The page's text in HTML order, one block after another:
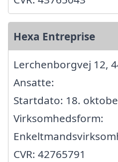
Hexa Entreprise
Lerchenborgvej 12,
Ansatte:
Startdato: 18.
Virksomhedsform:
CVR: 42765791